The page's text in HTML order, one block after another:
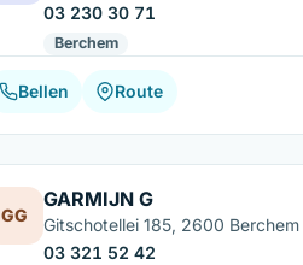
03 230 30 71
Berchem
Bellen Route
GG
GARMIJN G
Gitschotellei 185, 2600 Berchem
03 321 52 42